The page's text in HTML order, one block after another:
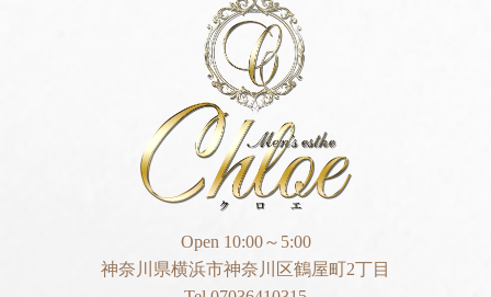
Open 10:00～5:00
神奈川県横浜市神奈川区鶴屋町2丁目